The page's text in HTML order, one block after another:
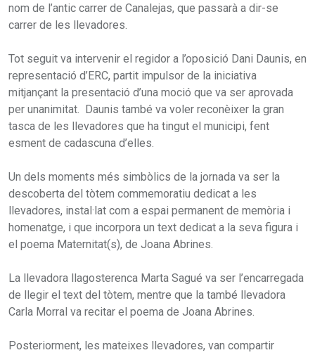
nom de l’antic carrer de Canalejas, que passarà a dir-se
carrer de les llevadores.
Tot seguit va intervenir el regidor a l’oposició Dani Daunis, en
representació d’ERC, partit impulsor de la iniciativa
mitjançant la presentació d’una moció que va ser aprovada
per unanimitat. Daunis també va voler reconèixer la gran
tasca de les llevadores que ha tingut el municipi, fent
esment de cadascuna d’elles.
Un dels moments més simbòlics de la jornada va ser la
descoberta del tòtem commemoratiu dedicat a les
llevadores, instal·lat com a espai permanent de memòria i
homenatge, i que incorpora un text dedicat a la seva figura i
el poema Maternitat(s), de Joana Abrines.
La llevadora llagosterenca Marta Sagué va ser l’encarregada
de llegir el text del tòtem, mentre que la també llevadora
Carla Morral va recitar el poema de Joana Abrines.
Posteriorment, les mateixes llevadores, van compartir